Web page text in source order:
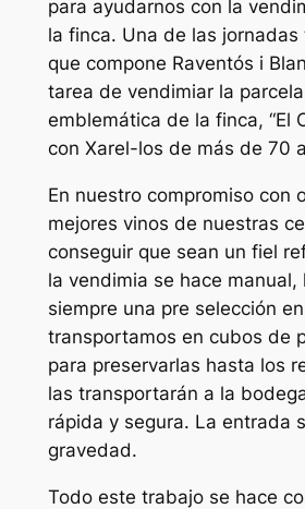
para ayudarnos con la
la finca. Una de las
que compone Raventós i
tarea de vendimiar la
emblemática de la finca, “El
con Xarel-los de más de 70
En nuestro compromiso con
mejores vinos de nuestras
conseguir que sean un fiel
la vendimia se hace manual,
siempre una pre selección
transportamos en cubos de
para preservarlas hasta los
las transportarán a la
rápida y segura. La entrada
gravedad.
Todo este trabajo se hace